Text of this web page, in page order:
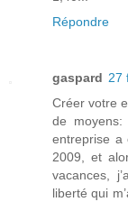
Répondre
gaspard 27
Créer votre
de
entreprise a
2009, et
vacances,
liberté qui